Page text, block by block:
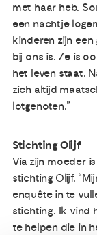
met haar heb.
een nachtje
kinderen zijn
bij ons is. Ze is
het leven staat.
zich altijd
lotgenoten.”
Stichting Olijf
Via zijn moeder
stichting Olijf.
enquête in te
stichting. Ik vind
te helpen die in